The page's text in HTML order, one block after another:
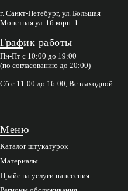
г. Санкт-Петебург, ул. Большая
Монетная ул. 16 корп. 1
График работы
Пн-Пт с 10:00 до 19:00
(по согласованию до 20:00)
Сб с 11:00 до 16:00, Вс выходной
Меню
Каталог штукатурок
Материалы
Прайс на услуги нанесения